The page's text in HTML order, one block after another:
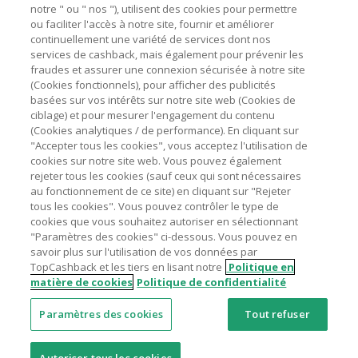
marchands sur le montant hors TVA/taxes et hors frais de
livraison/d’emballage/de service.
L'utilisation de plugins tels que Honey, AdBlock, uBlock, Pi-
hole et VPN peut bloquer le suivi de votre commande.
Pour chaque nouvelle transaction, il faut revenir sur
TopCashback et cliquer sur le bouton rose de cashback
pour accéder au site marchand et faire votre achat.
Assurez-vous que le lien TopCashback est le dernier lien
utilisé pour visiter le site marchand avant de finaliser votre
achat.
Tout compte impliqué dans des commandes ou activités
frauduleuses pour manipuler le système de cashback sera
clôturé et leur cashback confisqué.
Astuces pour économiser
A propos de
Contactez-nous
Mentions légales
Nos sites UK US CN JP DE AU
© 2005 - 2026 TopCashback Group Limited
notre " ou " nos "), utilisent des cookies pour permettre
ou faciliter l'accès à notre site, fournir et améliorer
continuellement une variété de services dont nos
services de cashback, mais également pour prévenir les
fraudes et assurer une connexion sécurisée à notre site
(Cookies fonctionnels), pour afficher des publicités
basées sur vos intérêts sur notre site web (Cookies de
ciblage) et pour mesurer l'engagement du contenu
(Cookies analytiques / de performance). En cliquant sur
"Accepter tous les cookies", vous acceptez l'utilisation de
cookies sur notre site web. Vous pouvez également
rejeter tous les cookies (sauf ceux qui sont nécessaires
au fonctionnement de ce site) en cliquant sur "Rejeter
tous les cookies". Vous pouvez contrôler le type de
cookies que vous souhaitez autoriser en sélectionnant
"Paramètres des cookies" ci-dessous. Vous pouvez en
savoir plus sur l'utilisation de vos données par
TopCashback et les tiers en lisant notre Politique en
matière de cookies Politique de confidentialité
Paramètres des cookies Tout refuser